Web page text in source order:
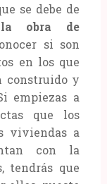
se debe de
obra de
si son
en los que
construido y
empiezas a
que los
viviendas a
con la
tendrás que